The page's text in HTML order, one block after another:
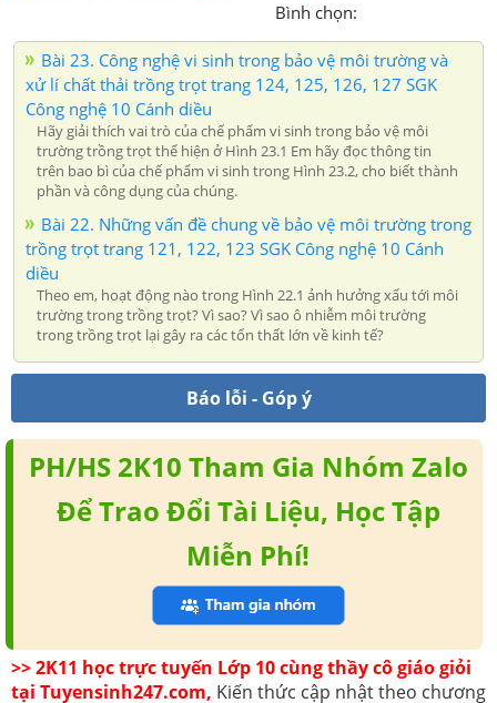
Bình chọn:
Bài 23. Công nghệ vi sinh trong bảo vệ môi trường và
xử lí chất thải trồng trọt trang 124, 125, 126, 127 SGK
Công nghệ 10 Cánh diều
Hãy giải thích vai trò của chế phẩm vi sinh trong bảo vệ môi
trường trồng trọt thể hiện ở Hình 23.1 Em hãy đọc thông tin
trên bao bì của chế phẩm vi sinh trong Hình 23.2, cho biết thành
phần và công dụng của chúng.
Bài 22. Những vấn đề chung về bảo vệ môi trường trong
trồng trọt trang 121, 122, 123 SGK Công nghệ 10 Cánh
diều
Theo em, hoạt động nào trong Hình 22.1 ảnh hưởng xấu tới môi
trường trong trồng trọt? Vì sao? Vì sao ô nhiễm môi trường
trong trồng trọt lại gây ra các tổn thất lớn về kinh tế?
Báo lỗi - Góp ý
PH/HS 2K10 Tham Gia Nhóm Zalo
Để Trao Đổi Tài Liệu, Học Tập
Miễn Phí!
>> 2K11 học trực tuyến Lớp 10 cùng thầy cô giáo giỏi
tại Tuyensinh247.com, Kiến thức cập nhật theo chương